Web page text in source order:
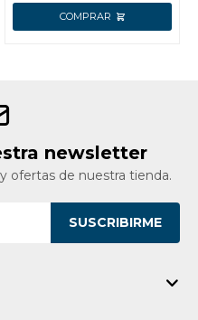
newsletter
ofertas de nuestra tienda.
SUSCRIBIRME